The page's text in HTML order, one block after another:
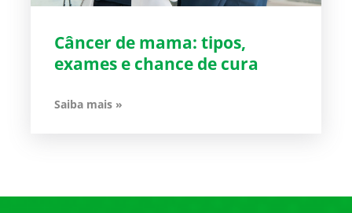
Câncer de mama: tipos,
exames e chance de cura
Saiba mais »